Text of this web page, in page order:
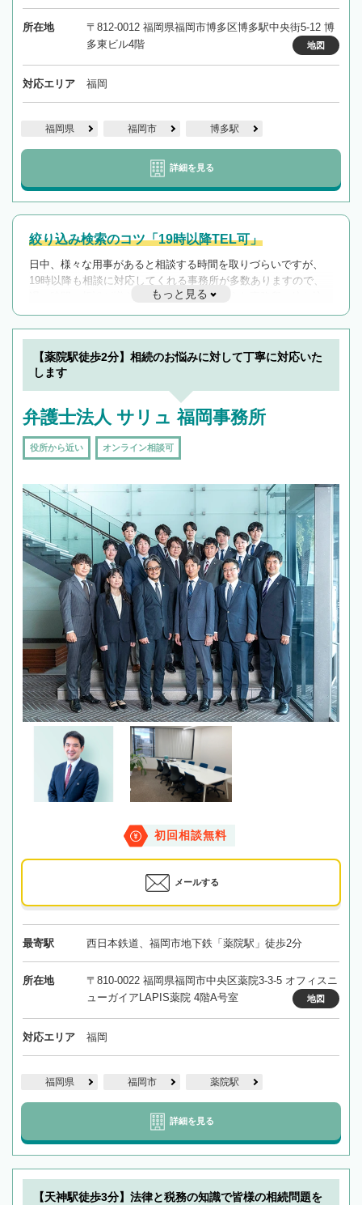
所在地
〒812-0012 福岡県福岡市博多区博多駅中央街5-12 博
多東ビル4階
地図
対応エリア 福岡
福岡県 福岡市 博多駅
詳細を見る
絞り込み検索のコツ「19時以降TEL可」
日中、様々な用事があると相談する時間を取りづらいですが、
19時以降も相談に対応してくれる事務所が多数ありますので、
遅い時間の相談が増えそうな場合はそのような事務所に絞り込
んで検索してみましょう。
19時以降TEL可の条件
を加えて再検索
もっと見る
【薬院駅徒歩2分】相続のお悩みに対して丁寧に対応いた
します
弁護士法人 サリュ 福岡事務所
役所から近い オンライン相談可
初回相談無料
メールする
最寄駅 西日本鉄道、福岡市地下鉄「薬院駅」徒歩2分
所在地
〒810-0022 福岡県福岡市中央区薬院3-3-5 オフィスニ
ューガイアLAPIS薬院 4階A号室
地図
対応エリア 福岡
福岡県 福岡市 薬院駅
詳細を見る
【天神駅徒歩3分】法律と税務の知識で皆様の相続問題を